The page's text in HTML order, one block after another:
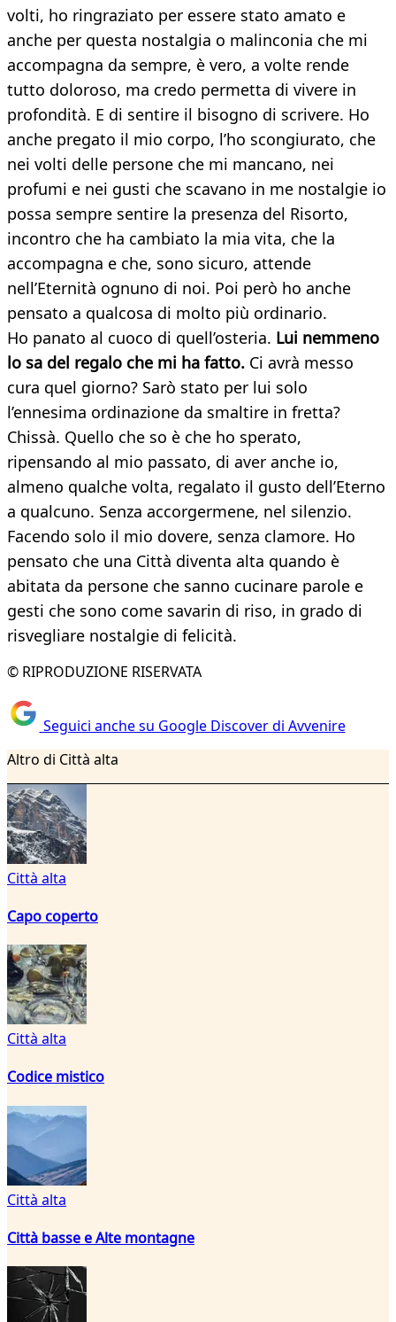
volti, ho ringraziato per essere stato amato e
anche per questa nostalgia o malinconia che mi
accompagna da sempre, è vero, a volte rende
tutto doloroso, ma credo permetta di vivere in
profondità. E di sentire il bisogno di scrivere. Ho
anche pregato il mio corpo, l’ho scongiurato, che
nei volti delle persone che mi mancano, nei
profumi e nei gusti che scavano in me nostalgie io
possa sempre sentire la presenza del Risorto,
incontro che ha cambiato la mia vita, che la
accompagna e che, sono sicuro, attende
nell’Eternità ognuno di noi. Poi però ho anche
pensato a qualcosa di molto più ordinario.
Ho panato al cuoco di quell’osteria. Lui nemmeno
lo sa del regalo che mi ha fatto. Ci avrà messo
cura quel giorno? Sarò stato per lui solo
l’ennesima ordinazione da smaltire in fretta?
Chissà. Quello che so è che ho sperato,
ripensando al mio passato, di aver anche io,
almeno qualche volta, regalato il gusto dell’Eterno
a qualcuno. Senza accorgermene, nel silenzio.
Facendo solo il mio dovere, senza clamore. Ho
pensato che una Città diventa alta quando è
abitata da persone che sanno cucinare parole e
gesti che sono come savarin di riso, in grado di
risvegliare nostalgie di felicità.
© RIPRODUZIONE RISERVATA
Seguici anche su Google Discover di Avvenire
Altro di Città alta
Città alta
Capo coperto
Città alta
Codice mistico
Città alta
Città basse e Alte montagne